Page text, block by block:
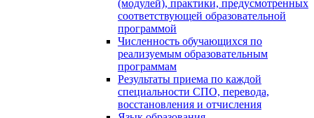
(модулей), практики, предусмотренных
соответствующей образовательной
программой
Численность обучающихся по
реализуемым образовательным
программам
Результаты приема по каждой
специальности СПО, перевода,
восстановления и отчисления